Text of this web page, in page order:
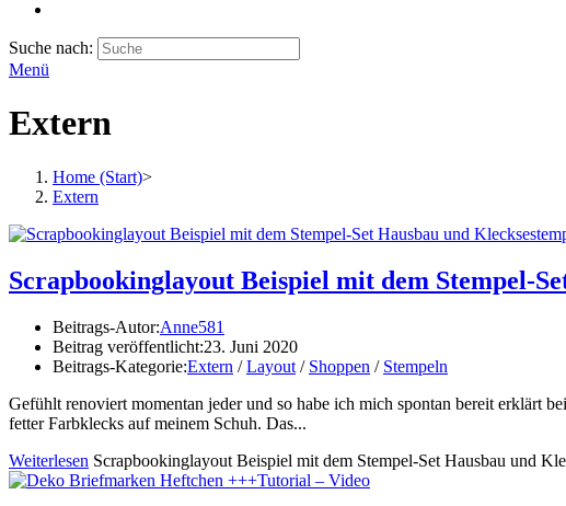
Suche nach:
Menü
Extern
Home (Start)>
Extern
Scrapbookinglayout Beispiel mit dem Stempel-
Beitrags-Autor:Anne581
Beitrag veröffentlicht:23. Juni 2020
Beitrags-Kategorie:Extern / Layout / Shoppen / Stempeln
Gefühlt renoviert momentan jeder und so habe ich mich spontan bereit erklärt
fetter Farbklecks auf meinem Schuh. Das...
Weiterlesen Scrapbookinglayout Beispiel mit dem Stempel-Set Hausbau und